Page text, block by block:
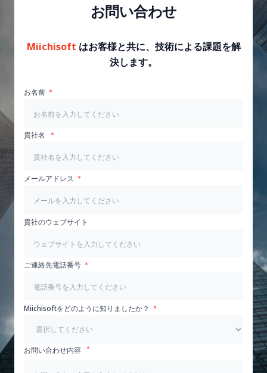
お問い合わせ
Miichisoft はお客様と共に、技術による課題を解
決します。
お名前
貴社名
メールアドレス
貴社のウェブサイト
ご連絡先電話番号
Miichisoftをどのように知りましたか？
お問い合わせ内容